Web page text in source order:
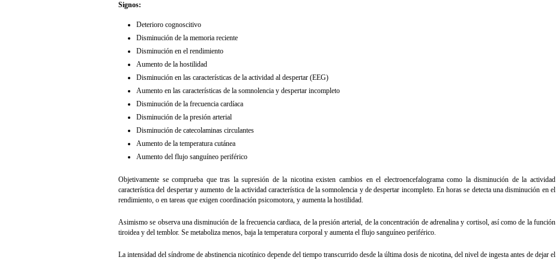
Signos:
Deterioro cognoscitivo
Disminución de la memoria reciente
Disminución en el rendimiento
Aumento de la hostilidad
Disminución en las características de la actividad al despertar (EEG)
Aumento en las características de la somnolencia y despertar incompleto
Disminución de la frecuencia cardíaca
Disminución de la presión arterial
Disminución de catecolaminas circulantes
Aumento de la temperatura cutánea
Aumento del flujo sanguíneo periférico
Objetivamente se comprueba que tras la supresión de la nicotina existen cambios en el electroencefalograma como la disminución de la actividad
característica del despertar y aumento de la actividad característica de la somnolencia y de despertar incompleto. En horas se detecta una disminución en el
rendimiento, o en tareas que exigen coordinación psicomotora, y aumenta la hostilidad.
Asimismo se observa una disminución de la frecuencia cardiaca, de la presión arterial, de la concentración de adrenalina y cortisol, así como de la función
tiroidea y del temblor. Se metaboliza menos, baja la temperatura corporal y aumenta el flujo sanguíneo periférico.
La intensidad del síndrome de abstinencia nicotínico depende del tiempo transcurrido desde la última dosis de nicotina, del nivel de ingesta antes de dejar el